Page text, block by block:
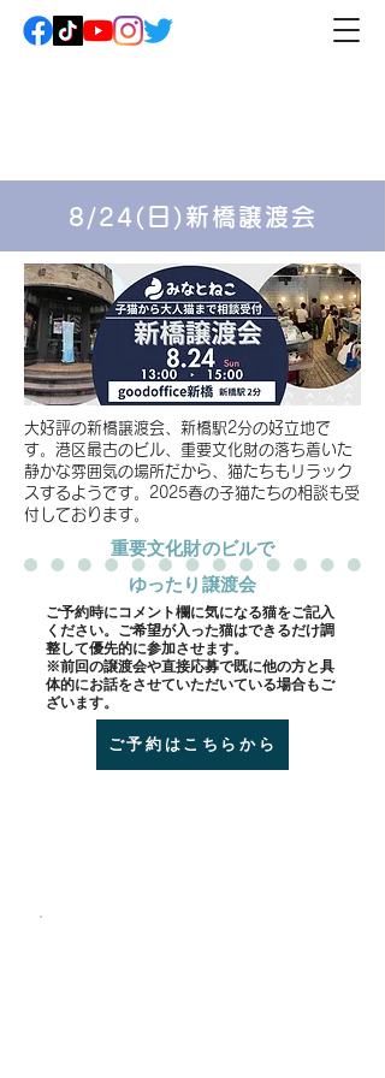
8/24(日)新橋譲渡会
​大好評の新橋譲渡会、新橋駅2分の好立地で
す。港区最古のビル、重要文化財の落ち着いた
静かな雰囲気の場所だから、猫たちもリラック
スするようです。2025春の子猫たちの相談も受
付しております。
​重要文化財のビルで
ゆったり譲渡会
​ご予約時にコメント欄に気になる猫をご記入
ください。ご希望が入った猫はできるだけ調
整して優先的に参加させます。
※前回の譲渡会や直接応募で既に他の方と具
体的にお話をさせていただいている場合もご
ざいます。
ご予約はこちらから